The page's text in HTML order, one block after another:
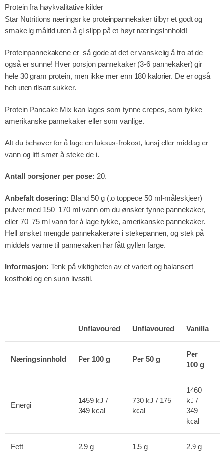
Protein fra høykvalitative kilder
Star Nutritions næringsrike proteinpannekaker tilbyr et godt og
smakelig måltid uten å gi slipp på et høyt næringsinnhold!
Proteinpannekakene er så gode at det er vanskelig å tro at de
også er sunne! Hver porsjon pannekaker (3-6 pannekaker) gir
hele 30 gram protein, men ikke mer enn 180 kalorier. De er også
helt uten tilsatt sukker.
Protein Pancake Mix kan lages som tynne crepes, som tykke
amerikanske pannekaker eller som vanlige.
Alt du behøver for å lage en luksus-frokost, lunsj eller middag er
vann og litt smør å steke de i.
Antall porsjoner per pose: 20.
Anbefalt dosering: Bland 50 g (to toppede 50 ml-måleskjeer)
pulver med 150–170 ml vann om du ønsker tynne pannekaker,
eller 70–75 ml vann for å lage tykke, amerikanske pannekaker.
Hell ønsket mengde pannekakerøre i stekepannen, og stek på
middels varme til pannekaken har fått gyllen farge.
Informasjon: Tenk på viktigheten av et variert og balansert
kosthold og en sunn livsstil.
Unflavoured Unflavoured Vanilla
Næringsinnhold Per 100 g Per 50 g
Per
100 g
Energi
1459 kJ /
349 kcal
730 kJ / 175
kcal
1460
kJ /
349
kcal
Fett 2.9 g 1.5 g 2.9 g